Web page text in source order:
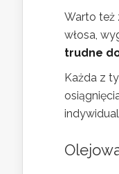
Warto też
włosa,
trudne
Każda z